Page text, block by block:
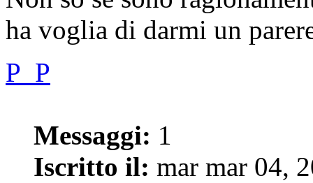
ha voglia di darmi un
P_P
Messaggi: 1
Iscritto il: mar mar 04,